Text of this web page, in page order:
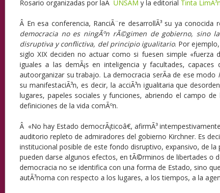
Rosario organizadas por laÂ UNSAM y la editorial Tinta
Â En esa conferencia, RanciÃ¨re desarrollÃ³ su ya conocida
democracia no es ningÃºn rÃ©gimen de gobierno, sino
disruptiva y conflictiva, del principio igualitario. Por
siglo XIX deciden no actuar como si fuesen simple «fuerza
iguales a las demÃ¡s en inteligencia y facultades,
autoorganizar su trabajo. La democracia serÃ­a de ese modo
su manifestaciÃ³n, es decir, la acciÃ³n igualitaria que
lugares, papeles sociales y funciones, abriendo el campo
definiciones de la vida comÃºn.
Â «No hay Estado democrÃ¡ticoâ€, afirmÃ³
auditorio repleto de admiradores del gobierno Kirchner. Es
institucional posible de este fondo disruptivo, expansivo, de la
pueden darse algunos efectos, en tÃ©rminos de libertades o
democracia no se identifica con una forma de Estado, sino
autÃ³noma con respecto a los lugares, a los tiempos, a la